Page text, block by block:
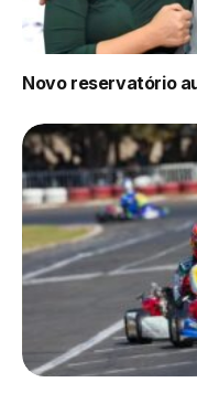
Novo reservatório